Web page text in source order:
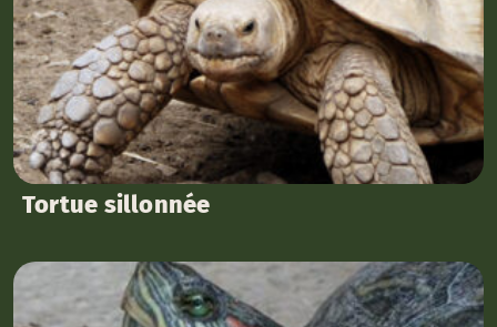
Tortue sillonnée